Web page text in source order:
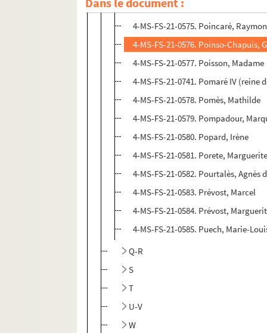
4-MS-FS-21-0574. Pognon, Maria
4-MS-FS-21-0575. Poincaré,
4-MS-FS-21-0576. Poinso-Chapuis,
4-MS-FS-21-0577. Poisson, Madame
4-MS-FS-21-0741. Pomaré IV (reine
4-MS-FS-21-0578. Pomès, Mathilde
4-MS-FS-21-0579. Pompadour,
4-MS-FS-21-0580. Popard, Irène
4-MS-FS-21-0581. Porete,
4-MS-FS-21-0582. Pourtalès, Agnès
4-MS-FS-21-0583. Prévost, Marcel
4-MS-FS-21-0584. Prévost,
4-MS-FS-21-0585. Puech, Marie-
Q-R
S
T
U-V
W